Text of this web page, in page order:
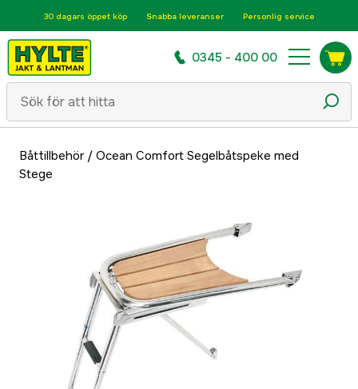
30 dagars öppet köp Snabba leveranser Personlig service
0345 - 400 00
Båttillbehör/ Ocean Comfort Segelbåtspeke med
Stege